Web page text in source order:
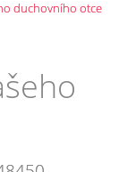
duchovního otce